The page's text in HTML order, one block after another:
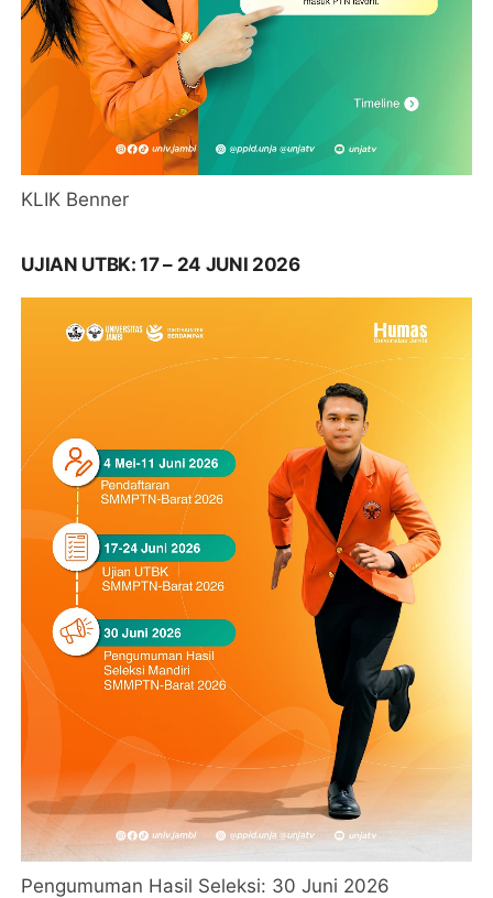
KLIK Benner
UJIAN UTBK: 17 – 24 JUNI 2026
Pengumuman Hasil Seleksi: 30 Juni 2026